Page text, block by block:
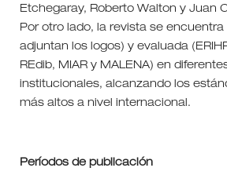
Etchegaray, Roberto Walton y Juan
Por otro lado, la revista se encuentra
adjuntan los logos) y evaluada
REdib, MIAR y MALENA) en
institucionales, alcanzando los
más altos a nivel internacional.
Períodos de publicación